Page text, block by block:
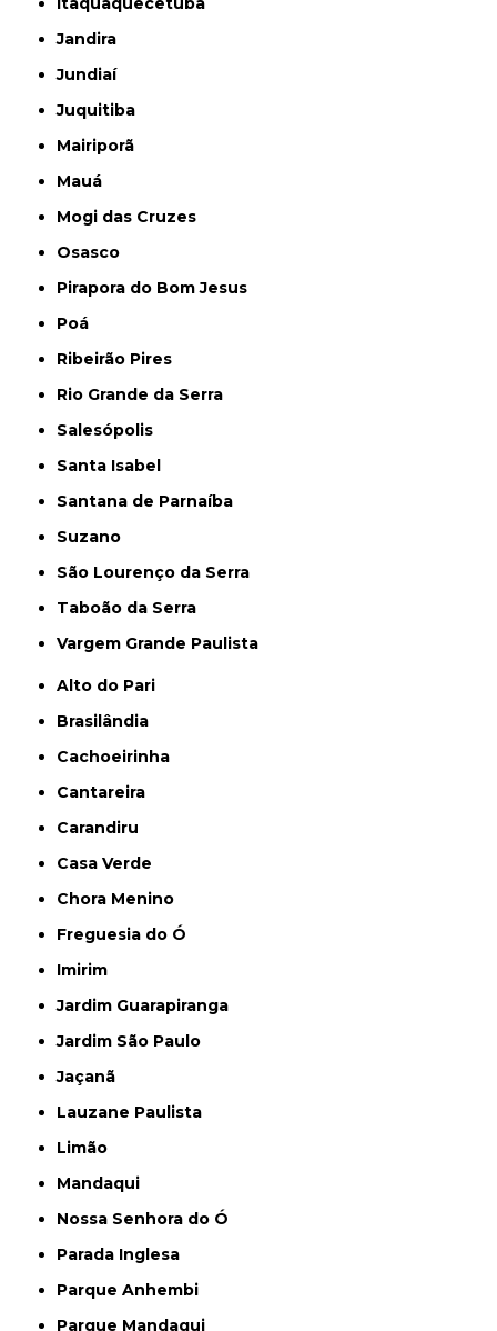
Jandira
Jundiaí
Juquitiba
Mairiporã
Mauá
Mogi das Cruzes
Osasco
Pirapora do Bom Jesus
Poá
Ribeirão Pires
Rio Grande da Serra
Salesópolis
Santa Isabel
Santana de Parnaíba
Suzano
São Lourenço da Serra
Taboão da Serra
Vargem Grande Paulista
Alto do Pari
Brasilândia
Cachoeirinha
Cantareira
Carandiru
Casa Verde
Chora Menino
Freguesia do Ó
Imirim
Jardim Guarapiranga
Jardim São Paulo
Jaçanã
Lauzane Paulista
Limão
Mandaqui
Nossa Senhora do Ó
Parada Inglesa
Parque Anhembi
Parque Mandaqui